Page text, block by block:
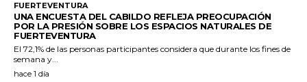
FUERTEVENTURA
UNA ENCUESTA DEL CABILDO REFLEJA PREOCUPACIÓN
POR LA PRESIÓN SOBRE LOS ESPACIOS NATURALES DE
FUERTEVENTURA
El 72,1% de las personas participantes considera que durante los fines de
semana y...
hace 1 día